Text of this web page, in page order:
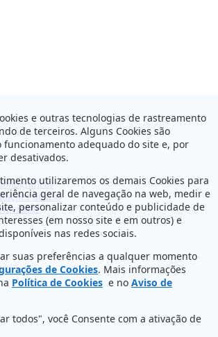
de uso
e outras tecnologias de rastreamento
de terceiros. Alguns Cookies são
funcionamento adequado do site e, por
desativados.
utilizaremos os demais Cookies para
geral de navegação na web, medir e
personalizar conteúdo e publicidade de
(em nosso site e em outros) e
nas redes sociais.
suas preferências a qualquer momento
de Cookies. Mais informações
Política de Cookies e no Aviso de
todos", você Consente com a ativação de